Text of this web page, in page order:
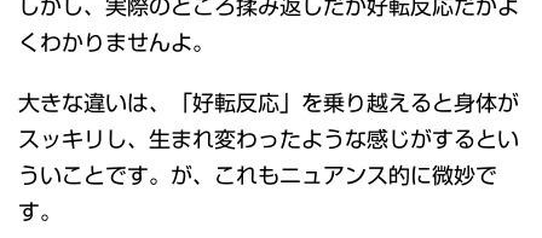
しかし、実際のところ揉み返しだか好転反応だかよ
くわかりませんよ。
大きな違いは、「好転反応」を乗り越えると身体が
スッキリし、生まれ変わったような感じがするとい
ういことです。が、これもニュアンス的に微妙で
す。